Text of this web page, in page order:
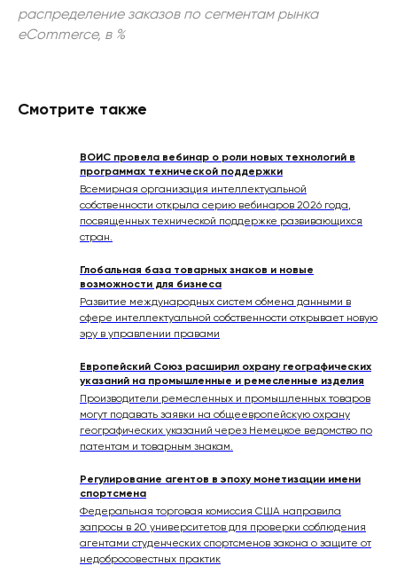
распределение заказов по сегментам рынка
eCommerce, в %
Смотрите также
ВОИС провела вебинар о роли новых технологий в
программах технической поддержки
Всемирная организация интеллектуальной
собственности открыла серию вебинаров 2026 года,
посвященных технической поддержке развивающихся
стран.
Глобальная база товарных знаков и новые
возможности для бизнеса
Развитие международных систем обмена данными в
сфере интеллектуальной собственности открывает новую
эру в управлении правами
Европейский Союз расширил охрану географических
указаний на промышленные и ремесленные изделия
Производители ремесленных и промышленных товаров
могут подавать заявки на общеевропейскую охрану
географических указаний через Немецкое ведомство по
патентам и товарным знакам.
Регулирование агентов в эпоху монетизации имени
спортсмена
Федеральная торговая комиссия США направила
запросы в 20 университетов для проверки соблюдения
агентами студенческих спортсменов закона о защите от
недобросовестных практик